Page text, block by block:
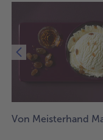
Von Meisterhand